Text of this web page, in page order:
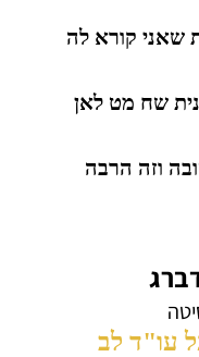
שאני קורא לה
שח מט לאן
וזה הרבה
עו"ד לב